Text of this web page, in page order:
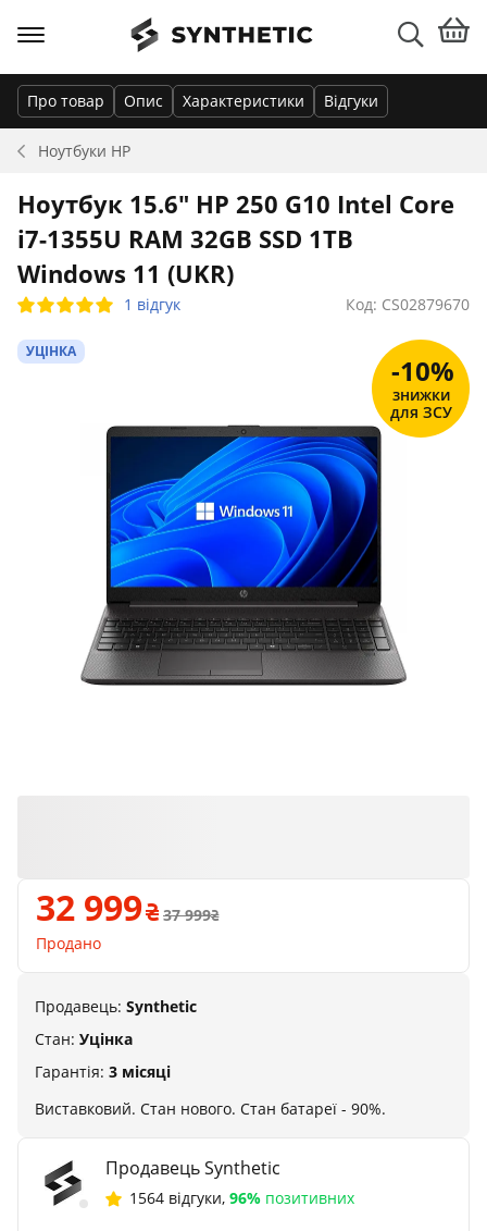
Ноутбуки HP
Про товар Опис Характеристики Відгуки
Ноутбук 15.6" HP 250 G10 Intel Core
i7-1355U RAM 32GB SSD 1TB
Windows 11 (UKR)
1 відгук Код: CS02879670
УЦІНКА
-10%
знижки
для ЗСУ
32 999
37 999
Продано
Продавець: Synthetic
Стан: Уцінка
Гарантія: 3 місяці
Виставковий. Стан нового. Стан батареї - 90%.
Продавець Synthetic
1564 відгуки, 96% позитивних